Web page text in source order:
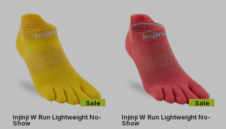
Sale
Injinji W Run Lightweight No-
Show
Sale
Injinji W Run Lightweight No-
Show